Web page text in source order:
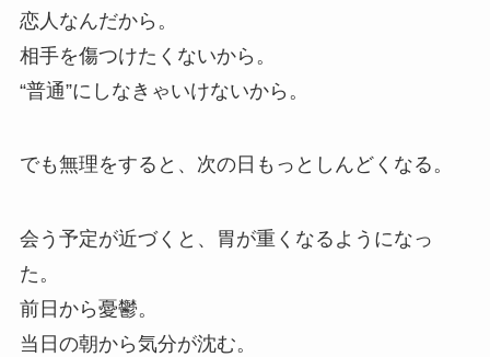
恋人なんだから。
相手を傷つけたくないから。
“普通”にしなきゃいけないから。
でも無理をすると、次の日もっとしんどくなる。
会う予定が近づくと、胃が重くなるようになっ
た。
前日から憂鬱。
当日の朝から気分が沈む。